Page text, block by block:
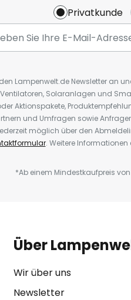
Privatkunde
Lampenwelt.de Newsletter an
Solaranlagen und
Aktionspakete,
und Umfragen sowie
möglich über den
. Weitere Informationen
*Ab einem Mindestkaufpreis
Über
Wir über uns
Newsletter